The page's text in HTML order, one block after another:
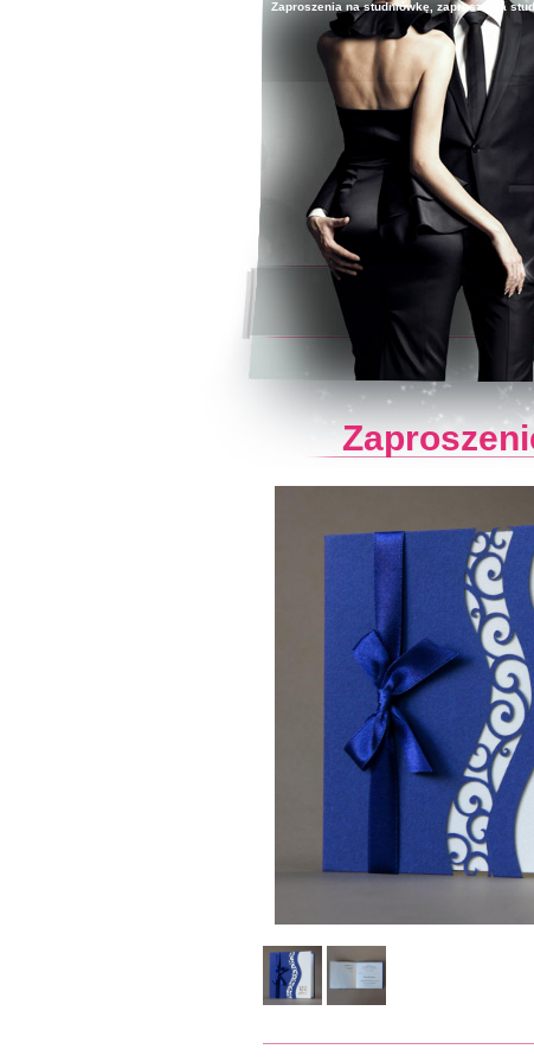
Zaproszenia na studniówkę, zaproszenia